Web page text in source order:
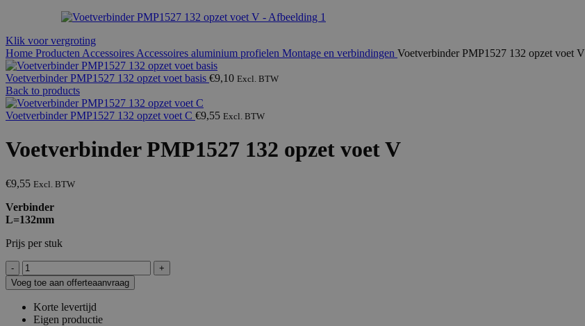
Klik voor vergroting
Home Producten Accessoires Accessoires aluminium profielen Montage en verbindingen Voetverbinder PMP1527 132 opzet voet V
Voetverbinder PMP1527 132 opzet voet basis €9,10 Excl. BTW
Back to products
Voetverbinder PMP1527 132 opzet voet C €9,55 Excl. BTW
Voetverbinder PMP1527 132 opzet voet V
€9,55 Excl. BTW
Verbinder
L=132mm
Prijs per stuk
Voetverbinder
PMP1527
132
opzet
voet
Voeg toe aan offerteaanvraag
Korte levertijd
Eigen productie